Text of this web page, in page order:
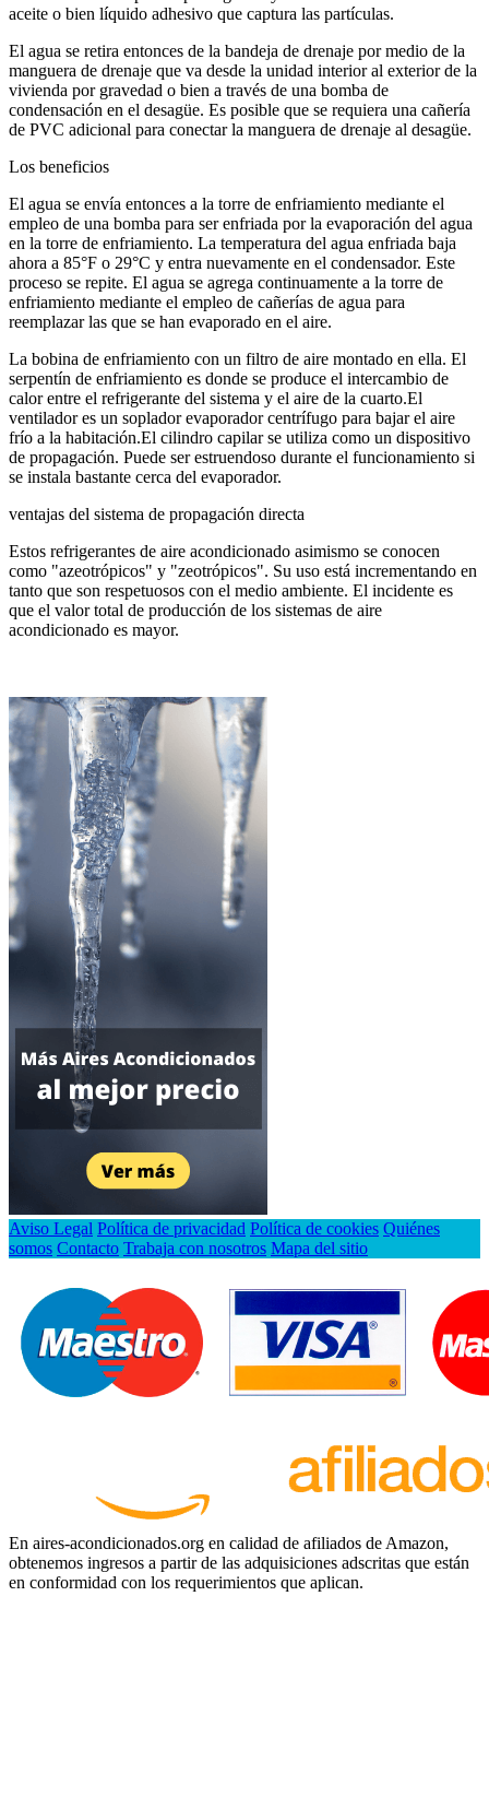
aceite o bien líquido adhesivo que captura las partículas.
El agua se retira entonces de la bandeja de drenaje por medio de la
manguera de drenaje que va desde la unidad interior al exterior de la
vivienda por gravedad o bien a través de una bomba de
condensación en el desagüe. Es posible que se requiera una cañería
de PVC adicional para conectar la manguera de drenaje al desagüe.
Los beneficios
El agua se envía entonces a la torre de enfriamiento mediante el
empleo de una bomba para ser enfriada por la evaporación del agua
en la torre de enfriamiento. La temperatura del agua enfriada baja
ahora a 85°F o 29°C y entra nuevamente en el condensador. Este
proceso se repite. El agua se agrega continuamente a la torre de
enfriamiento mediante el empleo de cañerías de agua para
reemplazar las que se han evaporado en el aire.
La bobina de enfriamiento con un filtro de aire montado en ella. El
serpentín de enfriamiento es donde se produce el intercambio de
calor entre el refrigerante del sistema y el aire de la cuarto.El
ventilador es un soplador evaporador centrífugo para bajar el aire
frío a la habitación.El cilindro capilar se utiliza como un dispositivo
de propagación. Puede ser estruendoso durante el funcionamiento si
se instala bastante cerca del evaporador.
ventajas del sistema de propagación directa
Estos refrigerantes de aire acondicionado asimismo se conocen
como "azeotrópicos" y "zeotrópicos". Su uso está incrementando en
tanto que son respetuosos con el medio ambiente. El incidente es
que el valor total de producción de los sistemas de aire
acondicionado es mayor.
Aviso Legal Política de privacidad Política de cookies Quiénes
somos Contacto Trabaja con nosotros Mapa del sitio
En aires-acondicionados.org en calidad de afiliados de Amazon,
obtenemos ingresos a partir de las adquisiciones adscritas que están
en conformidad con los requerimientos que aplican.